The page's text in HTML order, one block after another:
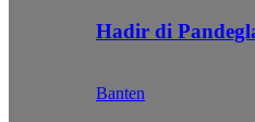
Hadir di
Banten